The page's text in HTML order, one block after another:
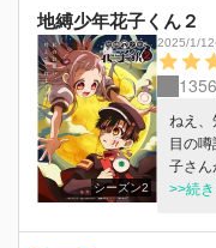
地縛少年花子くん２
シーズン2
2025/1/12
1356
ねえ、
目の
子さん
の願い
しゃい
>>続